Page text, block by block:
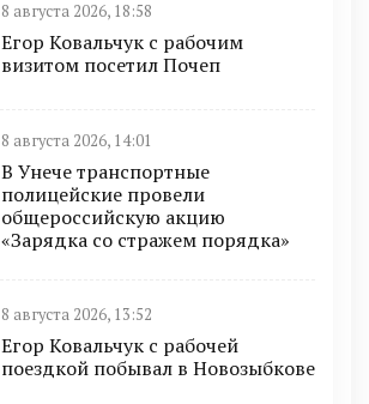
8 августа 2026, 18:58
Егор Ковальчук с рабочим
визитом посетил Почеп
8 августа 2026, 14:01
В Унече транспортные
полицейские провели
общероссийскую акцию
«Зарядка со стражем порядка»
8 августа 2026, 13:52
Егор Ковальчук с рабочей
поездкой побывал в Новозыбкове